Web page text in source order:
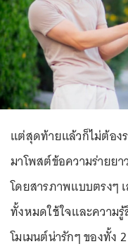
แต่สุดท้ายแล้วก็ไม่ต้อง
มาโพสต์ข้อความร่ายย
โดยสารภาพแบบตรงๆ
ทั้งหมดใช้ใจและความ
โมเมนต์น่ารักๆ ของทั้ง